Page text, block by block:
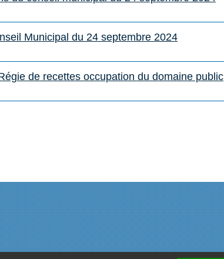
Municipal du 24 septembre 2024
de recettes occupation du domaine public